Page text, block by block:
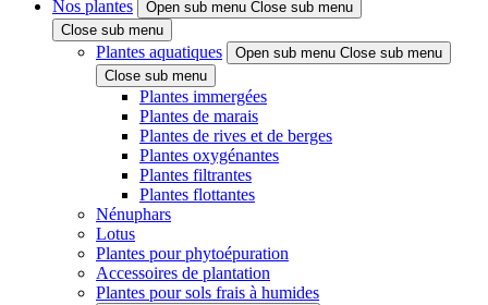
Nos plantes Open sub menu Close sub menu
Close sub menu
Plantes aquatiques Open sub menu Close sub menu
Close sub menu
Plantes immergées
Plantes de marais
Plantes de rives et de berges
Plantes oxygénantes
Plantes filtrantes
Plantes flottantes
Nénuphars
Lotus
Plantes pour phytoépuration
Accessoires de plantation
Plantes pour sols frais à humides